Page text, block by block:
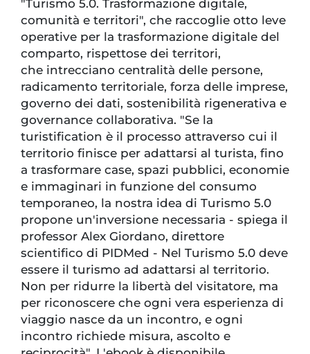
"Turismo 5.0. Trasformazione digitale,
comunità e territori", che raccoglie otto leve
operative per la trasformazione digitale del
comparto, rispettose dei territori,
che intrecciano centralità delle persone,
radicamento territoriale, forza delle imprese,
governo dei dati, sostenibilità rigenerativa e
governance collaborativa. "Se la
turistification è il processo attraverso cui il
territorio finisce per adattarsi al turista, fino
a trasformare case, spazi pubblici, economie
e immaginari in funzione del consumo
temporaneo, la nostra idea di Turismo 5.0
propone un'inversione necessaria - spiega il
professor Alex Giordano, direttore
scientifico di PIDMed - Nel Turismo 5.0 deve
essere il turismo ad adattarsi al territorio.
Non per ridurre la libertà del visitatore, ma
per riconoscere che ogni vera esperienza di
viaggio nasce da un incontro, e ogni
incontro richiede misura, ascolto e